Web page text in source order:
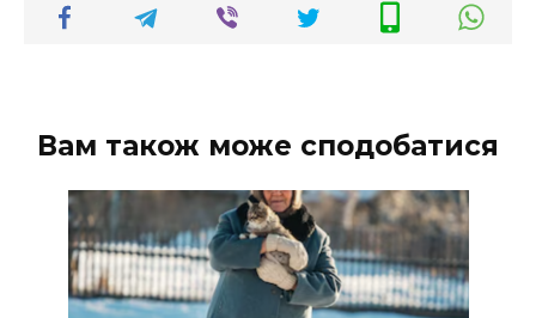
Вам також може сподобатися